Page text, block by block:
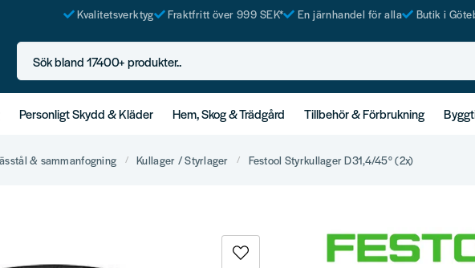
Kvalitetsverktyg Fraktfritt över 999 SEK* En järnhandel för alla Butik i
Sök bland 17400+ produkter..
Personligt Skydd & Kläder Hem, Skog & Trädgård Tillbehör & Förbrukning
& sammanfogning Kullager / Styrlager Festool Styrkullager D31,4/45° (2x)